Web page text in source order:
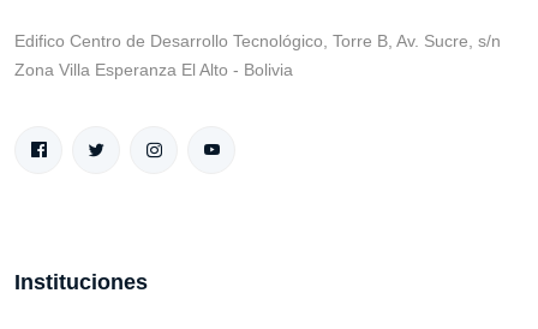
Edifico Centro de Desarrollo Tecnológico, Torre B, Av. Sucre, s/n
Zona Villa Esperanza El Alto - Bolivia
Instituciones